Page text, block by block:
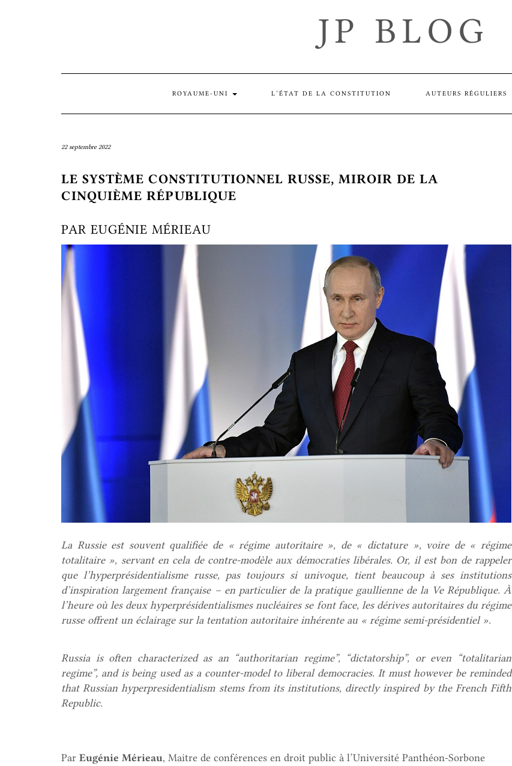
JP BLOG
ROYAUME-UNI L’ÉTAT DE LA CONSTITUTION AUTEURS RÉGULIERS
22 septembre 2022
LE SYSTÈME CONSTITUTIONNEL RUSSE, MIROIR DE LA
CINQUIÈME RÉPUBLIQUE
PAR EUGÉNIE MÉRIEAU
La Russie est souvent qualifiée de « régime autoritaire », de « dictature », voire de « régime
totalitaire », servant en cela de contre-modèle aux démocraties libérales. Or, il est bon de rappeler
que l’hyperprésidentialisme russe, pas toujours si univoque, tient beaucoup à ses institutions
d’inspiration largement française – en particulier de la pratique gaullienne de la Ve République. À
l’heure où les deux hyperprésidentialismes nucléaires se font face, les dérives autoritaires du régime
russe offrent un éclairage sur la tentation autoritaire inhérente au « régime semi-présidentiel ».
Russia is often characterized as an “authoritarian regime”, “dictatorship”, or even “totalitarian
regime”, and is being used as a counter-model to liberal democracies. It must however be reminded
that Russian hyperpresidentialism stems from its institutions, directly inspired by the French Fifth
Republic.
Par Eugénie Mérieau, Maitre de conférences en droit public à l’Université Panthéon-Sorbone